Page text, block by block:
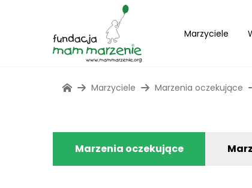
Marzyciele
Marzyciele Marzenia oczekujące
Marzenia oczekujące